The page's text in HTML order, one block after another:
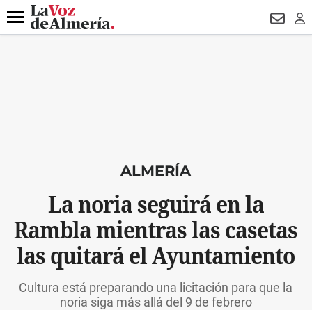
DESTACADO TURISMO
Menú
ALMERÍA
La noria seguirá en la
Rambla mientras las casetas
las quitará el Ayuntamiento
Cultura está preparando una licitación para que la
noria siga más allá del 9 de febrero